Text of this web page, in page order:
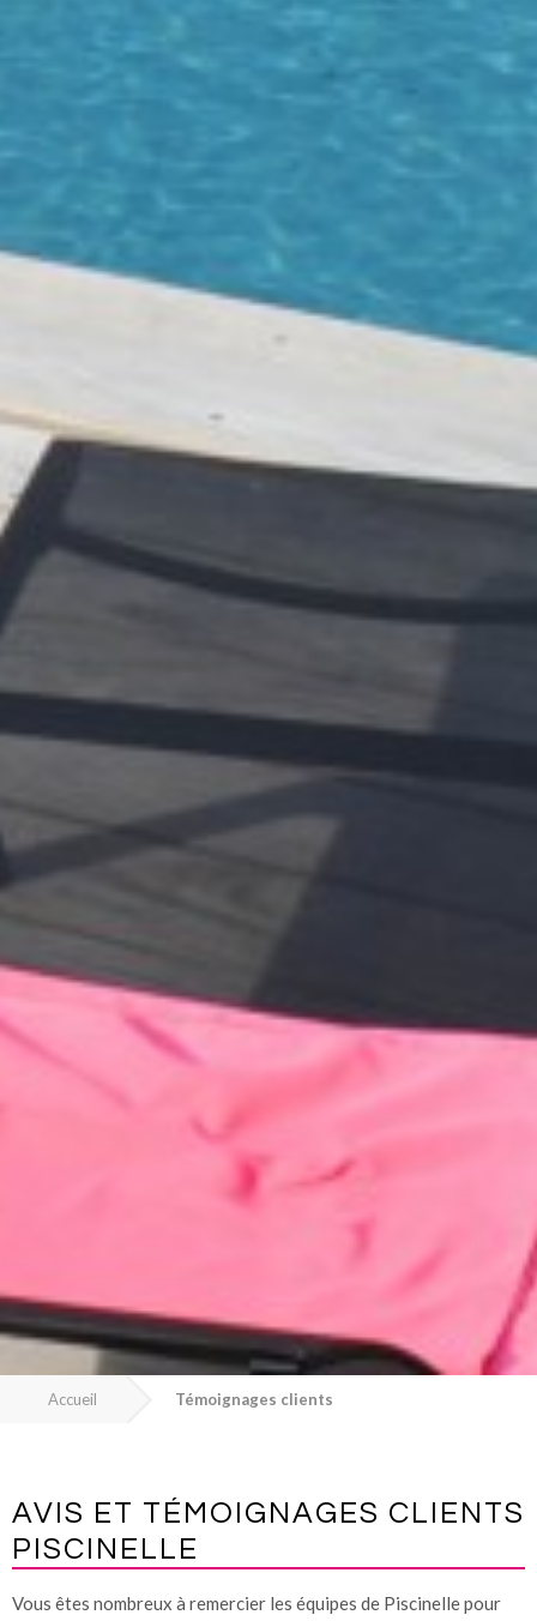
Accueil Témoignages clients
AVIS ET TÉMOIGNAGES CLIENTS
PISCINELLE
Vous êtes nombreux à remercier les équipes de Piscinelle pour